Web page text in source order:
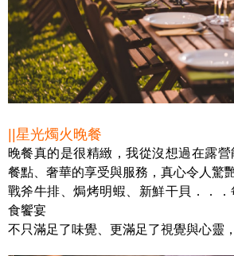
||星光燭火晚餐
晚餐真的是很精緻，我從沒想過在露
餐點、奢華的享受與服務，真心令人驚
戰斧牛排、焗烤明蝦、新鮮干貝．．
食饗宴
不只滿足了味覺、更滿足了視覺與心靈